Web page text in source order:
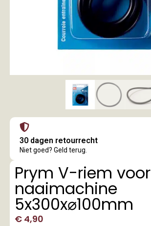
30 dagen retourrecht
Niet goed? Geld terug.
Prym V-riem voor
naaimachine
5x300x⌀100mm
€ 4,90